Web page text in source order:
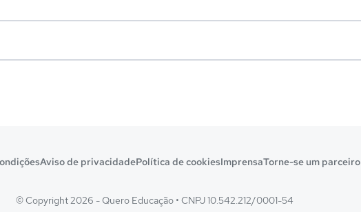
Aviso de privacidadePolítica de cookiesImprensaTorne-se um parceiro
© Copyright 2026 - Quero Educação • CNPJ 10.542.212/0001-54